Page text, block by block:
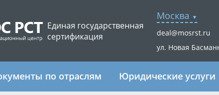
Единая государственная
сертификация
Москва
deal@mosrst.ru
ул. Новая
по отраслям Юридические услуги